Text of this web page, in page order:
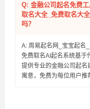
Q: 金融公司起名免费
取名大全_免费取名大
吗？
A: 周易起名网_宝宝起名
免费取名AI起名系统基于
提供专业的金融公司起名
寓意，免费为每位用户推